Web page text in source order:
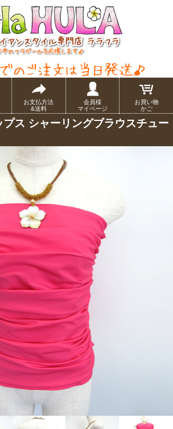
お支払方法
&送料
会員様
マイページ
お買い物
かご
プス シャーリングブラウスチュー